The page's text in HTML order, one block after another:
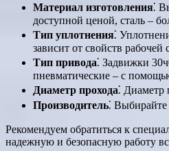
Материал изготовления⁚
доступной ценой, сталь –
Тип уплотнения⁚
зависит от свойств
Тип привода⁚ Задвижки
пневматические – с
Диаметр прохода⁚ Диаметр
Производитель⁚
Рекомендуем обратиться к
надежную и безопасную работу